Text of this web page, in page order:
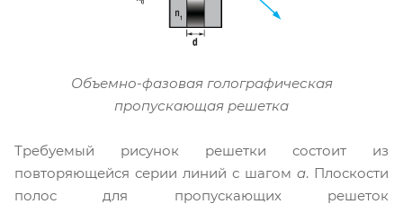
Объемно-фазовая голографическая
пропускающая решетка
Требуемый рисунок решетки состоит из
повторяющейся серии линий с шагом a. Плоскости
полос для пропускающих решеток